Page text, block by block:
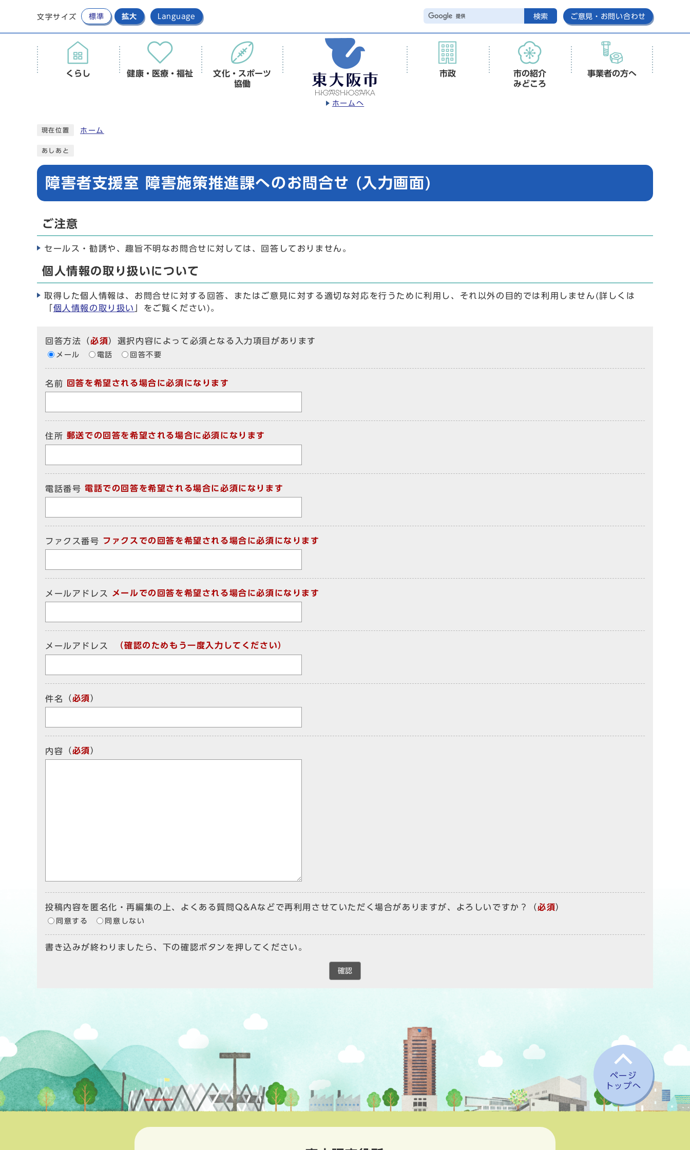
文字サイズ 標準 拡大 Language 検索 ご意見・お問い合わせ
ホームへ
くらし 健康・医療・福祉
文化・スポーツ
協働
市政
市の紹介
みどころ
事業者の方へ
現在位置 ホーム
あしあと
障害者支援室 障害施策推進課へのお問合せ (入力画面)
ご注意
セールス・勧誘や、趣旨不明なお問合せに対しては、回答しておりません。
個人情報の取り扱いについて
取得した個人情報は、お問合せに対する回答、またはご意見に対する適切な対応を行うために利用し、それ以外の目的では利用しません(詳しくは
個人情報の取り扱い 」をご覧ください)。
回答方法 （必須）選択内容によって必須となる入力項目があります
メール 電話 回答不要
名前 回答を希望される場合に必須になります
住所 郵送での回答を希望される場合に必須になります
電話番号 電話での回答を希望される場合に必須になります
ファクス番号 ファクスでの回答を希望される場合に必須になります
メールアドレス メールでの回答を希望される場合に必須になります
メールアドレス （確認のためもう一度入力してください）
件名 （必須）
内容 （必須）
投稿内容を匿名化・再編集の上、よくある質問Q&Aなどで再利用させていただく場合がありますが、よろしいですか？ （必須）
同意する 同意しない
書き込みが終わりましたら、下の確認ボタンを押してください。
確認
ページ
トップへ